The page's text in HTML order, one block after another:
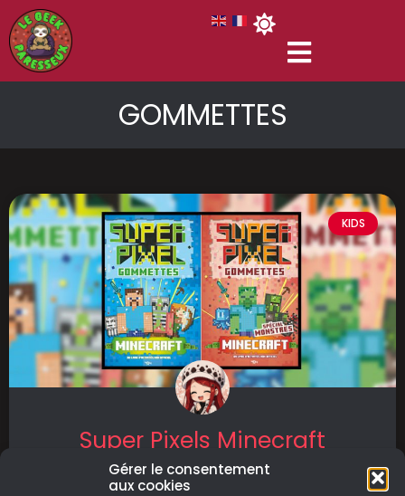
Gérer le consentement
aux cookies
GOMMETTES
KIDS
Super Pixels Minecraft
Gommettes